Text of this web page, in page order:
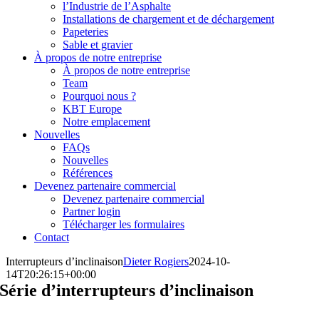
l’Industrie de l’Asphalte
Installations de chargement et de déchargement
Papeteries
Sable et gravier
À propos de notre entreprise
À propos de notre entreprise
Team
Pourquoi nous ?
KBT Europe
Notre emplacement
Nouvelles
FAQs
Nouvelles
Références
Devenez partenaire commercial
Devenez partenaire commercial
Partner login
Télécharger les formulaires
Contact
Interrupteurs d’inclinaisonDieter Rogiers2024-10-
14T20:26:15+00:00
Série d’interrupteurs d’inclinaison